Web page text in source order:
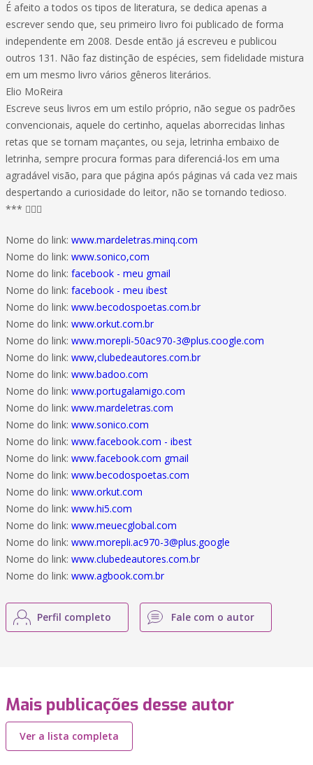
É afeito a todos os tipos de literatura, se dedica apenas a
escrever sendo que, seu primeiro livro foi publicado de forma
independente em 2008. Desde então já escreveu e publicou
outros 131. Não faz distinção de espécies, sem fidelidade mistura
em um mesmo livro vários gêneros literários.
Elio MoReira
Escreve seus livros em um estilo próprio, não segue os padrões
convencionais, aquele do certinho, aquelas aborrecidas linhas
retas que se tornam maçantes, ou seja, letrinha embaixo de
letrinha, sempre procura formas para diferenciá-los em uma
agradável visão, para que página após páginas vá cada vez mais
despertando a curiosidade do leitor, não se tornando tedioso.
*** 
Nome do link: www.mardeletras.minq.com
Nome do link: www.sonico,com
Nome do link: facebook - meu gmail
Nome do link: facebook - meu ibest
Nome do link: www.becodospoetas.com.br
Nome do link: www.orkut.com.br
Nome do link: www.morepli-50ac970-3@plus.coogle.com
Nome do link: www,clubedeautores.com.br
Nome do link: www.badoo.com
Nome do link: www.portugalamigo.com
Nome do link: www.mardeletras.com
Nome do link: www.sonico.com
Nome do link: www.facebook.com - ibest
Nome do link: www.facebook.com gmail
Nome do link: www.becodospoetas.com
Nome do link: www.orkut.com
Nome do link: www.hi5.com
Nome do link: www.meuecglobal.com
Nome do link: www.morepli.ac970-3@plus.google
Nome do link: www.clubedeautores.com.br
Nome do link: www.agbook.com.br
Perfil completo Fale com o autor
Mais publicações desse autor
Ver a lista completa